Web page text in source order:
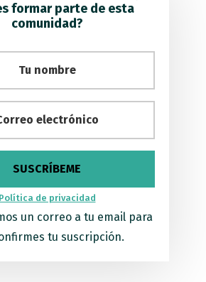
formar parte de esta
comunidad?
Política de privacidad
un correo a tu email para
tu suscripción.